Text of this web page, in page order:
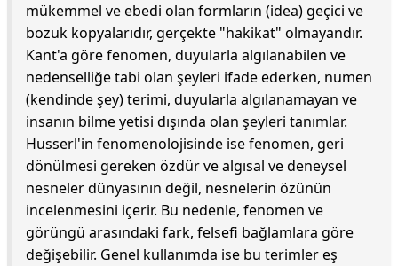
mükemmel ve ebedi olan formların (idea) geçici ve
bozuk kopyalarıdır, gerçekte "hakikat" olmayandır.
Kant'a göre fenomen, duyularla algılanabilen ve
nedenselliğe tabi olan şeyleri ifade ederken, numen
(kendinde şey) terimi, duyularla algılanamayan ve
insanın bilme yetisi dışında olan şeyleri tanımlar.
Husserl'in fenomenolojisinde ise fenomen, geri
dönülmesi gereken özdür ve algısal ve deneysel
nesneler dünyasının değil, nesnelerin özünün
incelenmesini içerir. Bu nedenle, fenomen ve
görüngü arasındaki fark, felsefi bağlamlara göre
değişebilir. Genel kullanımda ise bu terimler eş